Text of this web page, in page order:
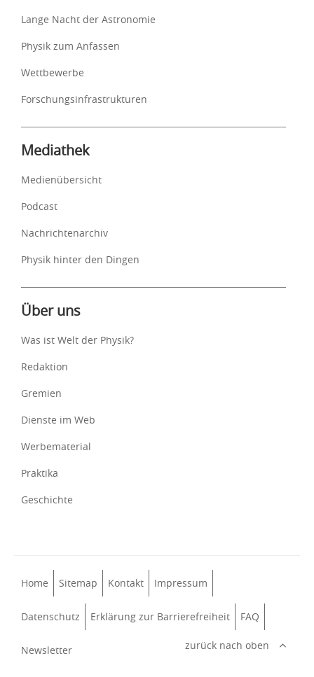
Lange Nacht der Astronomie
Physik zum Anfassen
Wettbewerbe
Forschungsinfrastrukturen
Mediathek
Medienübersicht
Podcast
Nachrichtenarchiv
Physik hinter den Dingen
Über uns
Was ist Welt der Physik?
Redaktion
Gremien
Dienste im Web
Werbematerial
Praktika
Geschichte
Home Sitemap Kontakt Impressum
Datenschutz Erklärung zur Barrierefreiheit FAQ
Newsletter zurück nach oben